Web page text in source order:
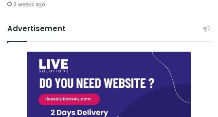
3 weeks ago
Advertisement